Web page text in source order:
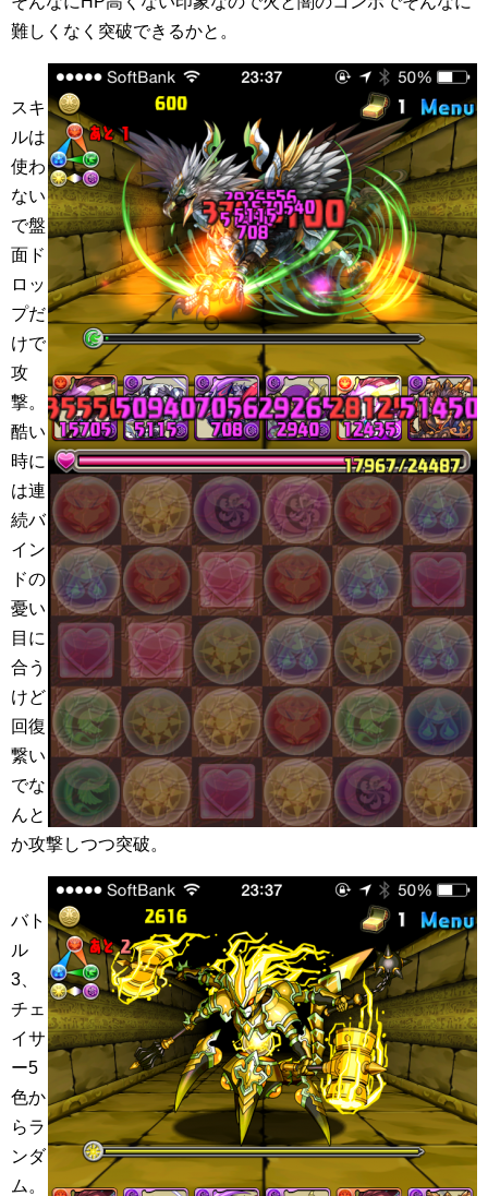
難しくなく突破できるかと。
スキ
ルは
使わ
ない
で盤
面ド
ロッ
プだ
けで
攻
撃。
酷い
時に
は連
続バ
イン
ドの
憂い
目に
合う
けど
回復
繋い
でな
んと
か攻撃しつつ突破。
バト
ル
3、
チェ
イサ
ー5
色か
らラ
ンダ
ム。